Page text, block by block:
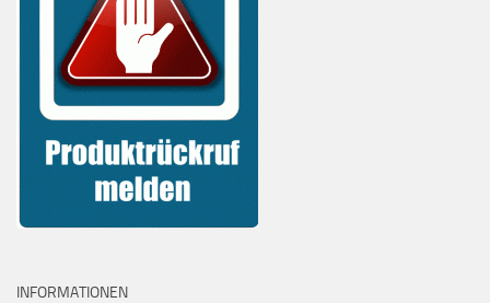
INFORMATIONEN